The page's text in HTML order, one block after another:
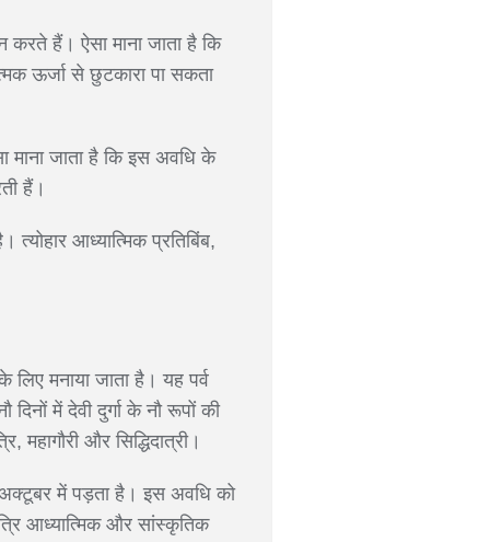
करते हैं। ऐसा माना जाता है कि
ऊर्जा से छुटकारा पा सकता
माना जाता है कि इस अवधि के
हैं।
त्योहार आध्यात्मिक प्रतिबिंब,
लिए मनाया जाता है। यह पर्व
में देवी दुर्गा के नौ रूपों की
और सिद्धिदात्री।
अक्टूबर में पड़ता है। इस अवधि को
आध्यात्मिक और सांस्कृतिक